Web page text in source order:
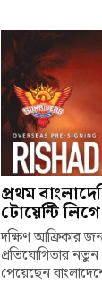
প্রথম
টোয়েন্টি
দক্ষিণ আফ্রিকার
প্রতিযোগিতার
পেয়েছেন